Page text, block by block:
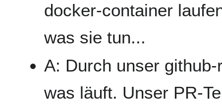
docker-container
was sie tun...
A: Durch unser
was läuft. Unser PR-